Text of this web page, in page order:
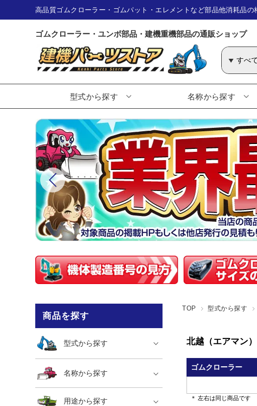
高品質ゴムクローラー・ゴムパット・エレメントなど部品他消耗品の
ゴムクローラー・ユンボ部品・建機重機部品の通販ショップ
型式から探す 名称から探す
TOP 型式から探す
北越（エアマ
ゴムクローラー
＊ 左右は同じ商品です
商品を探す
型式から探す
名称から探す
用途から探す